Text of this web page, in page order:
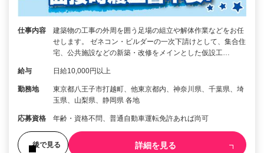
仕事内容
建築物の工事の外周を囲う足場の組立や解体作業などをお任
せします。 ゼネコン・ビルダーの一次下請けとして、集合住
宅、公共施設などの新築・改修をメインとした仮設工…
給与 日給10,000円以上
勤務地
東京都八王子市打越町、他東京都内、神奈川県、千葉県、埼
玉県、山梨県、静岡県 各地
応募資格 年齢・資格不問、普通自動車運転免許あれば尚可
後で見る 詳細を見る